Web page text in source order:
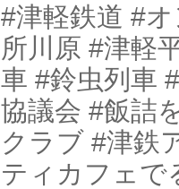
#津軽鉄道 #
所川原 #津軽
車 #鈴虫列車
協議会 #飯詰
クラブ #津鉄
ティカフェで